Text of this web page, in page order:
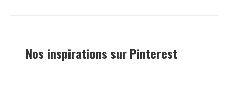
Nos inspirations sur Pinterest